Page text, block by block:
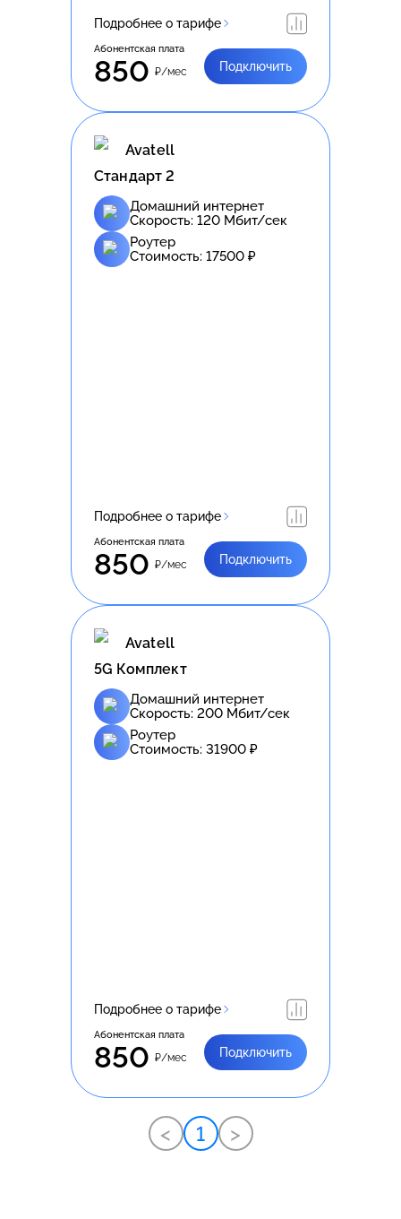
Подробнее о тарифе
Абонентская плата
850 ₽/мес Подключить
Avatell
Стандарт 2
Домашний интернет
Скорость: 120 Мбит/сек
Роутер
Стоимость: 17500 ₽
Подробнее о тарифе
Абонентская плата
850 ₽/мес Подключить
Avatell
5G Комплект
Домашний интернет
Скорость: 200 Мбит/сек
Роутер
Стоимость: 31900 ₽
Подробнее о тарифе
Абонентская плата
850 ₽/мес Подключить
< 1 >